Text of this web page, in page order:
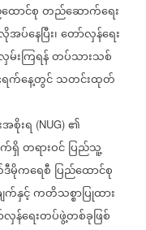
ောင်စုတည်ဆောက်ရေး
အပ်နေပြီး၊တော်လှန်ရေး
းကြရန်တပ်သားသစ်
ရက်နေ့တွင်သတင်းထုတ်
စိုးရ (NUG) ၏
ရှိတရားဝင်ပြည်သူ့
မိုကရေစီ ပြည်ထောင်စု
က်နှင့်ကတိသစ္စာပြုထား
န်ရေးတပ်ဖွဲ့တစ်ခုဖြစ်